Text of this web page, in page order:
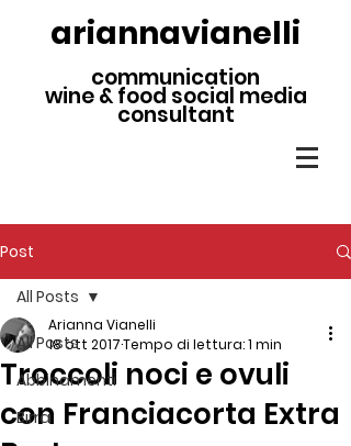
ariannavianelli
communication
wine & food social media
consultant
Post
All Posts
Abbinamenti
Birra
All Posts
Troccoli noci e ovuli
con Franciacorta Extra
Arianna Vianelli
18 ott 2017Tempo di lettura: 1 min